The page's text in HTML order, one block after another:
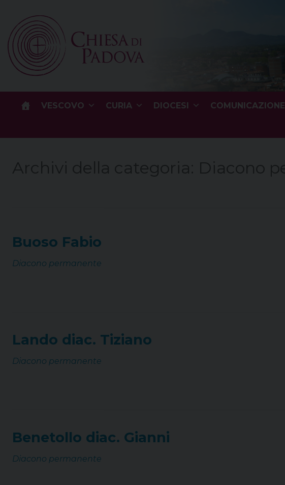
content
VESCOVO CURIA DIOCESI COMUNICAZIONE
Buoso Fabio
Diacono permanente
Lando diac. Tiziano
Diacono permanente
Benetollo diac. Gianni
Diacono permanente